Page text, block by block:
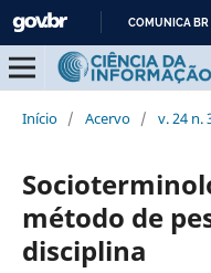
COMUNICA BR
Início / Acervo / v. 24 n.
método de
disciplina